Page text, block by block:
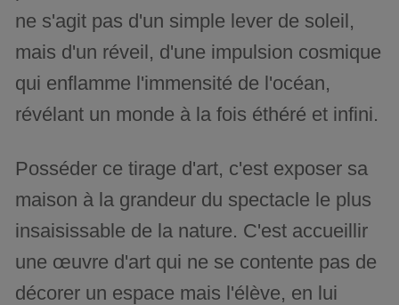
ne s'agit pas d'un simple lever de soleil,
mais d'un réveil, d'une impulsion cosmique
qui enflamme l'immensité de l'océan,
révélant un monde à la fois éthéré et infini.
Posséder ce tirage d'art, c'est exposer sa
maison à la grandeur du spectacle le plus
insaisissable de la nature. C'est accueillir
une œuvre d'art qui ne se contente pas de
décorer un espace mais l'élève, en lui